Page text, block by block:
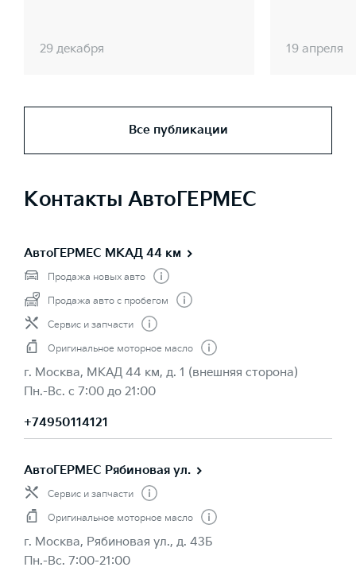
29 декабря 19 апреля
Все публикации
Контакты АвтоГЕРМЕС
АвтоГЕРМЕС МКАД 44 км
Продажа новых авто
Продажа авто с пробегом
Сервис и запчасти
Оригинальное моторное масло
г. Москва, МКАД 44 км, д. 1 (внешняя сторона)
Пн.-Вс. с 7:00 до 21:00
+74950114121
АвтоГЕРМЕС Рябиновая ул.
Сервис и запчасти
Оригинальное моторное масло
г. Москва, Рябиновая ул., д. 43Б
Пн.-Вс. 7:00-21:00